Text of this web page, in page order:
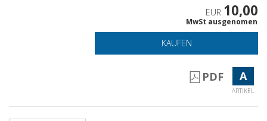
EUR 10,00
MwSt ausgenomen
KAUFEN
PDF A
ARTIKEL